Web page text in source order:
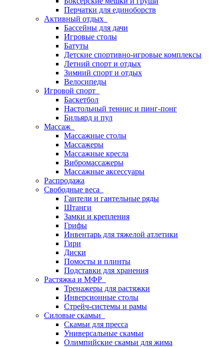
Перчатки для единоборств
Активный отдых
Бассейны для дачи
Игровые столы
Батуты
Детские спортивно-игровые комплексы
Летний спорт и отдых
Зимний спорт и отдых
Велосипеды
Игровой спорт
Баскетбол
Настольный теннис и пинг-понг
Бильярд и пул
Массаж
Массажные столы
Массажеры
Массажные кресла
Вибромассажеры
Массажные аксессуары
Распродажа
Свободные веса
Гантели и гантельные ряды
Штанги
Замки и крепления
Грифы
Инвентарь для тяжелой атлетики
Гири
Диски
Помосты и плинты
Подставки для хранения
Растяжка и МФР
Тренажеры для растяжки
Инверсионные столы
Стрейч-системы и рамы
Силовые скамьи
Скамьи для пресса
Универсальные скамьи
Олимпийские скамьи для жима